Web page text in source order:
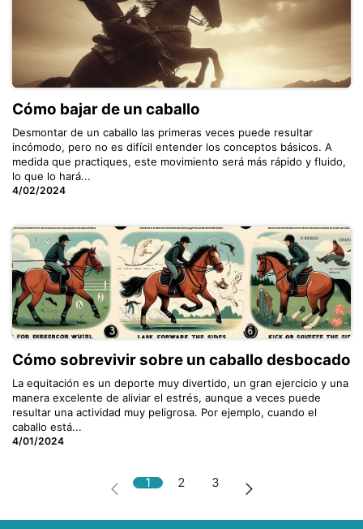
Cómo bajar de un caballo
Desmontar de un caballo las primeras veces puede resultar
incómodo, pero no es difícil entender los conceptos básicos. A
medida que practiques, este movimiento será más rápido y fluido,
lo que lo hará...
4/02/2024
Cómo sobrevivir sobre un caballo desbocado
La equitación es un deporte muy divertido, un gran ejercicio y una
manera excelente de aliviar el estrés, aunque a veces puede
resultar una actividad muy peligrosa. Por ejemplo, cuando el
caballo está...
4/01/2024
1 2 3